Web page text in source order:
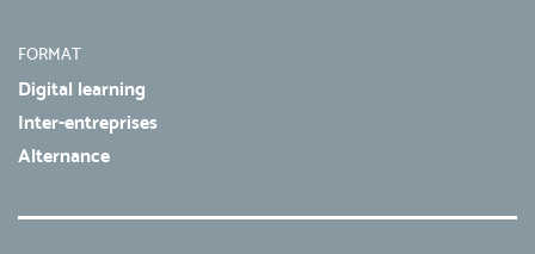
FORMAT
Digital learning
Inter-entreprises
Alternance